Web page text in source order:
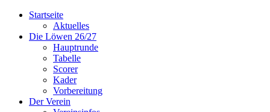
Startseite
Aktuelles
Die Löwen 26/27
Hauptrunde
Tabelle
Scorer
Kader
Vorbereitung
Der Verein